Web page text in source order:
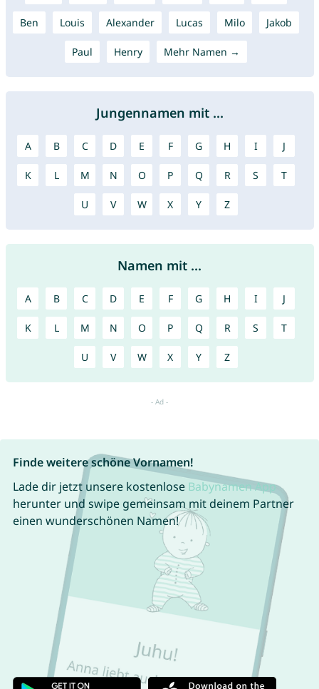
Ben Louis Alexander Lucas Milo Jakob
Paul Henry Mehr Namen →
Jungennamen mit ...
A B C D E F G H I J
K L M N O P Q R S T
U V W X Y Z
Namen mit ...
A B C D E F G H I J
K L M N O P Q R S T
U V W X Y Z
Finde weitere schöne Vornamen!
Lade dir jetzt unsere kostenlose Babynamen App
herunter und swipe gemeinsam mit deinem Partner
einen wunderschönen Namen!